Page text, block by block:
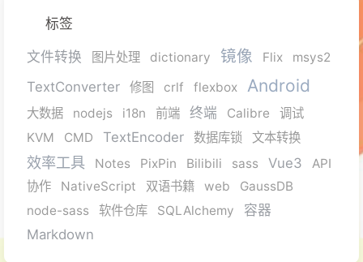
标签
文件转换 图片处理 dictionary 镜像 Flix msys2
TextConverter 修图 crlf flexbox Android
大数据 nodejs i18n 前端 终端 Calibre
调试
KVM
CMD TextEncoder 数据库锁 文本转换
效率工具 Notes PixPin Bilibili sass Vue3
API
协作
NativeScript 双语书籍 web
GaussDB
node-sass
软件仓库 SQLAlchemy
容器
Markdown